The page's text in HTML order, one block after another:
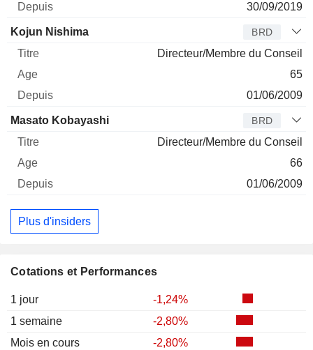
Cotations et Performances
1 jour
-1,24%
1 semaine
-2,80%
Mois en cours
-2,80%
30/09/2019
Kojun Nishima BRD
Directeur/Membre du Conseil
65
01/06/2009
Masato Kobayashi BRD
Directeur/Membre du Conseil
66
01/06/2009
Plus d'insiders